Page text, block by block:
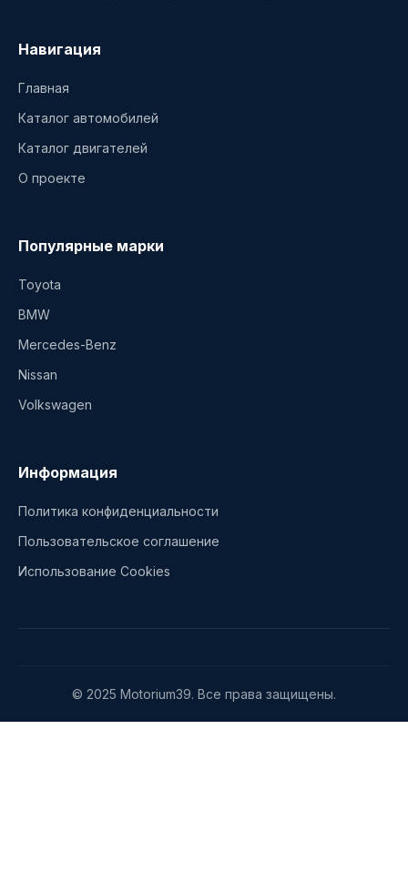
Навигация
Главная
Каталог автомобилей
Каталог двигателей
О проекте
Популярные марки
Toyota
BMW
Mercedes-Benz
Nissan
Volkswagen
Информация
Политика конфиденциальности
Пользовательское соглашение
Использование Cookies
© 2025 Motorium39. Все права защищены.